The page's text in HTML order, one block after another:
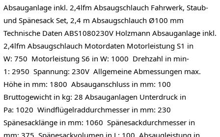
Absauganlage inkl. 2,4lfm Absaugschlauch Fahrwerk, Staub-
und Spänesack Set, 2,4 m Absaugschlauch Ø100 mm
Technische Daten ABS1080230V Holzmann Absauganlage inkl.
2,4lfm Absaugschlauch Motordaten Motorleistung S1 in
W: 750 Motorleistung S6 in W: 1000 Drehzahl in min-
1: 2950 Spannung: 230V Allgemeine Abmessungen max.
Höhe in mm: 1800 Absauganschluss in mm: 100
Bruttogewicht in kg: 28 Absauganlagen Unterdruck in
Pa: 1020 Windflügelraddurchmesser in mm: 230
Spänesacklänge in mm: 1060 Spänesackdurchmesser in
mm: 375 Spänesackvolumen in L: 100 Absaugleistung in